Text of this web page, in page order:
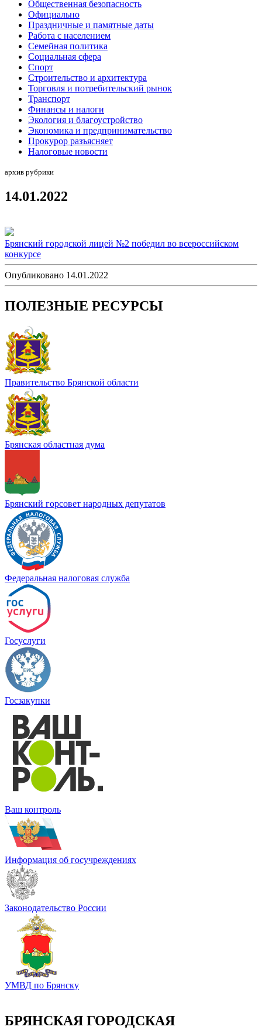
Общественная безопасность
Официально
Праздничные и памятные даты
Работа с населением
Семейная политика
Социальная сфера
Спорт
Строительство и архитектура
Торговля и потребительский рынок
Транспорт
Финансы и налоги
Экология и благоустройство
Экономика и предпринимательство
Прокурор разъясняет
Налоговые новости
архив рубрики
14.01.2022
Брянский городской лицей №2 победил во всероссийском
конкурсе
Опубликовано 14.01.2022
ПОЛЕЗНЫЕ РЕСУРСЫ
Правительство Брянской области
Брянская областная дума
Брянский горсовет народных депутатов
Федеральная налоговая служба
Госуслуги
Госзакупки
Ваш контроль
Информация об госучреждениях
Законодательство России
УМВД по Брянску
БРЯНСКАЯ ГОРОДСКАЯ